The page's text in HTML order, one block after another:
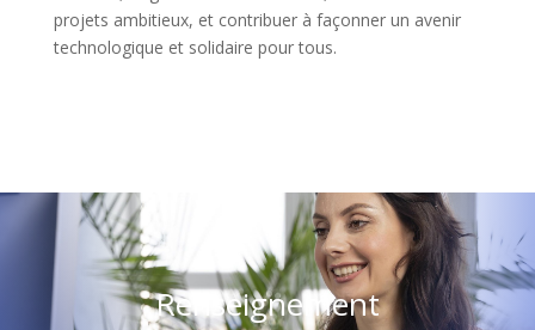
projets ambitieux, et contribuer à façonner un avenir
technologique et solidaire pour tous.
Renseignement